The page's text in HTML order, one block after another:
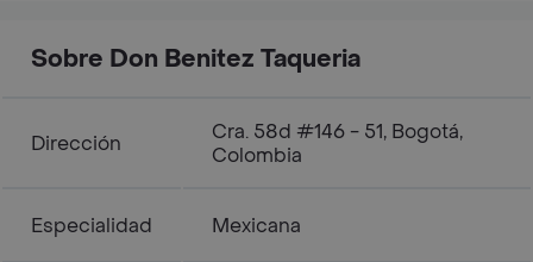
Sobre Don Benitez Taqueria
Dirección
Cra. 58d #146 - 51, Bogotá,
Colombia
Especialidad Mexicana